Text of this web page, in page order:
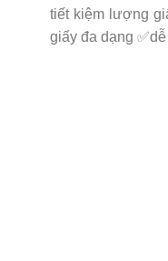
tiết kiệm lượng
giấy đa dạng